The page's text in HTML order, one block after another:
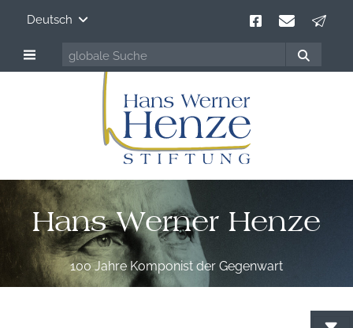
Deutsch
Hans Werner Henze
100 Jahre Komponist der Gegenwart